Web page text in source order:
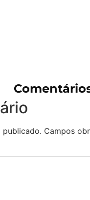
publicado. Campos